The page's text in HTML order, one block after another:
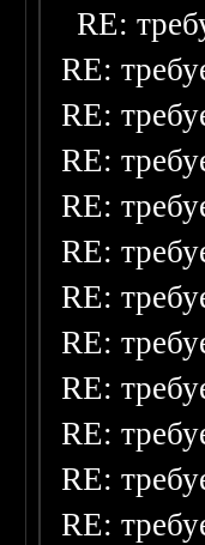
RE:
RE:
RE:
RE:
RE:
RE:
RE:
RE:
RE:
RE:
RE:
RE: